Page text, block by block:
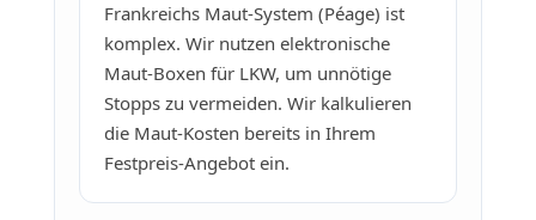
Frankreichs Maut-System (Péage) ist
komplex. Wir nutzen elektronische
Maut-Boxen für LKW, um unnötige
Stopps zu vermeiden. Wir kalkulieren
die Maut-Kosten bereits in Ihrem
Festpreis-Angebot ein.